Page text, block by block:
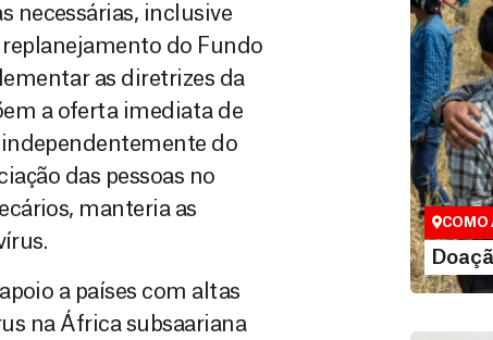
necessárias, inclusive
do Fundo
as diretrizes da
a oferta imediata de
do
das pessoas no
manteria as
a países com altas
na África subsaariana
Você
maneiras,
valor que
COMO